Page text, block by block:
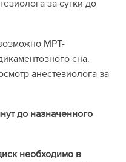
за сутки до
МРТ-
сна.
анестезиолога за
до назначенного
необходимо в